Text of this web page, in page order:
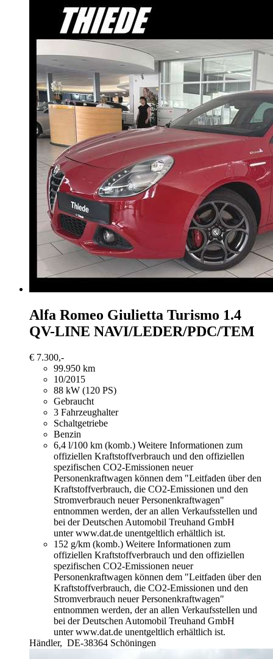
Alfa Romeo Giulietta Turismo 1.4
QV-LINE NAVI/LEDER/PDC/TEM
€ 7.300,-
99.950 km
10/2015
88 kW (120 PS)
Gebraucht
3 Fahrzeughalter
Schaltgetriebe
Benzin
6,4 l/100 km (komb.) Weitere Informationen zum
offiziellen Kraftstoffverbrauch und den offiziellen
spezifischen CO2-Emissionen neuer
Personenkraftwagen können dem "Leitfaden über den
Kraftstoffverbrauch, die CO2-Emissionen und den
Stromverbrauch neuer Personenkraftwagen"
entnommen werden, der an allen Verkaufsstellen und
bei der Deutschen Automobil Treuhand GmbH
unter www.dat.de unentgeltlich erhältlich ist.
152 g/km (komb.) Weitere Informationen zum
offiziellen Kraftstoffverbrauch und den offiziellen
spezifischen CO2-Emissionen neuer
Personenkraftwagen können dem "Leitfaden über den
Kraftstoffverbrauch, die CO2-Emissionen und den
Stromverbrauch neuer Personenkraftwagen"
entnommen werden, der an allen Verkaufsstellen und
bei der Deutschen Automobil Treuhand GmbH
unter www.dat.de unentgeltlich erhältlich ist.
Händler, DE-38364 Schöningen